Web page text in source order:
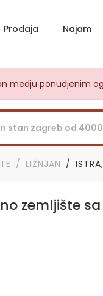
Prodaja Najam
medju ponudjenim
LIŽNJAN
zemljište